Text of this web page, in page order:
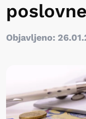
Objavljeno: